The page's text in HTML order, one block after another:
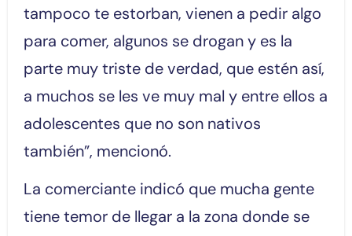
tampoco te estorban, vienen a pedir algo
para comer, algunos se drogan y es la
parte muy triste de verdad, que estén así,
a muchos se les ve muy mal y entre ellos a
adolescentes que no son nativos
también”, mencionó.
La comerciante indicó que mucha gente
tiene temor de llegar a la zona donde se